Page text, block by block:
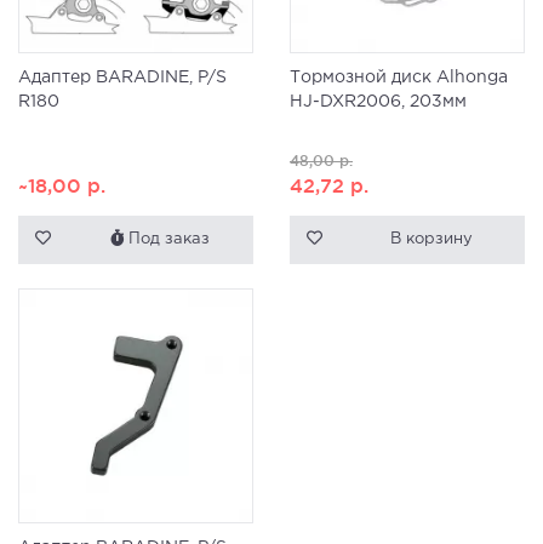
Адаптер BARADINE, P/S
R180
~18,00 р.
Под заказ
Тормозной диск Alhonga
HJ-DXR2006, 203мм
48,00р.
42,72 р.
В корзину